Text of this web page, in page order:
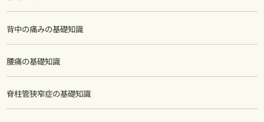
背中の痛みの基礎知識
腰痛の基礎知識
脊柱管狭窄症の基礎知識